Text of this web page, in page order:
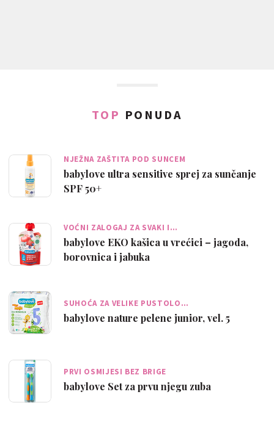
TOP PONUDA
NJEŽNA ZAŠTITA POD SUNCEM
babylove ultra sensitive sprej za sunčanje
SPF 50+
VOĆNI ZALOGAJ ZA SVAKI I…
babylove EKO kašica u vrećici – jagoda,
borovnica i jabuka
SUHOĆA ZA VELIKE PUSTOLO…
babylove nature pelene junior, vel. 5
PRVI OSMIJESI BEZ BRIGE
babylove Set za prvu njegu zuba